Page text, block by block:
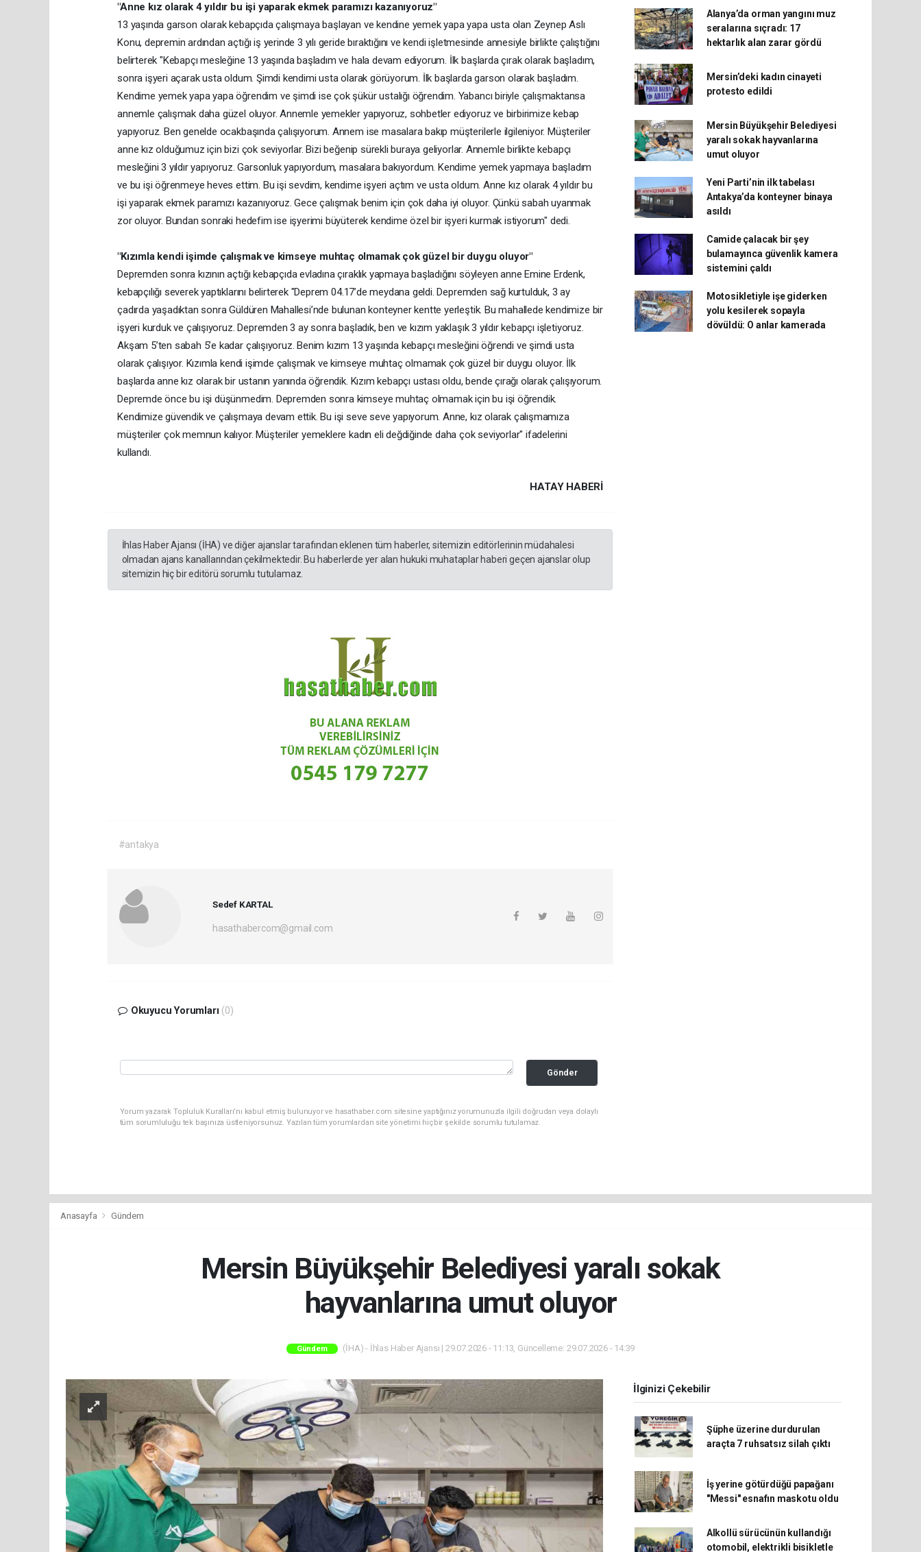
"Anne kız olarak 4 yıldır bu işi yaparak ekmek paramızı kazanıyoruz"
13 yaşında garson olarak kebapçıda çalışmaya başlayan ve kendine yemek yapa yapa usta olan Zeynep Aslı
Konu, depremin ardından açtığı iş yerinde 3 yılı geride bıraktığını ve kendi işletmesinde annesiyle birlikte çalıştığını
belirterek "Kebapçı mesleğine 13 yaşında başladım ve hala devam ediyorum. İlk başlarda çırak olarak başladım,
sonra işyeri açarak usta oldum. Şimdi kendimi usta olarak görüyorum. İlk başlarda garson olarak başladım.
Kendime yemek yapa yapa öğrendim ve şimdi ise çok şükür ustalığı öğrendim. Yabancı biriyle çalışmaktansa
annemle çalışmak daha güzel oluyor. Annemle yemekler yapıyoruz, sohbetler ediyoruz ve birbirimize kebap
yapıyoruz. Ben genelde ocakbaşında çalışıyorum. Annem ise masalara bakıp müşterilerle ilgileniyor. Müşteriler
anne kız olduğumuz için bizi çok seviyorlar. Bizi beğenip sürekli buraya geliyorlar. Annemle birlikte kebapçı
mesleğini 3 yıldır yapıyoruz. Garsonluk yapıyordum, masalara bakıyordum. Kendime yemek yapmaya başladım
ve bu işi öğrenmeye heves ettim. Bu işi sevdim, kendime işyeri açtım ve usta oldum. Anne kız olarak 4 yıldır bu
işi yaparak ekmek paramızı kazanıyoruz. Gece çalışmak benim için çok daha iyi oluyor. Çünkü sabah uyanmak
zor oluyor. Bundan sonraki hedefim ise işyerimi büyüterek kendime özel bir işyeri kurmak istiyorum" dedi.
"Kızımla kendi işimde çalışmak ve kimseye muhtaç olmamak çok güzel bir duygu oluyor"
Depremden sonra kızının açtığı kebapçıda evladına çıraklık yapmaya başladığını söyleyen anne Emine Erdenk,
kebapçılığı severek yaptıklarını belirterek "Deprem 04.17’de meydana geldi. Depremden sağ kurtulduk, 3 ay
çadırda yaşadıktan sonra Güldüren Mahallesi’nde bulunan konteyner kentte yerleştik. Bu mahallede kendimize bir
işyeri kurduk ve çalışıyoruz. Depremden 3 ay sonra başladık, ben ve kızım yaklaşık 3 yıldır kebapçı işletiyoruz.
Akşam 5’ten sabah 5’e kadar çalışıyoruz. Benim kızım 13 yaşında kebapçı mesleğini öğrendi ve şimdi usta
olarak çalışıyor. Kızımla kendi işimde çalışmak ve kimseye muhtaç olmamak çok güzel bir duygu oluyor. İlk
başlarda anne kız olarak bir ustanın yanında öğrendik. Kızım kebapçı ustası oldu, bende çırağı olarak çalışıyorum.
Depremde önce bu işi düşünmedim. Depremden sonra kimseye muhtaç olmamak için bu işi öğrendik.
Kendimize güvendik ve çalışmaya devam ettik. Bu işi seve seve yapıyorum. Anne, kız olarak çalışmamıza
müşteriler çok memnun kalıyor. Müşteriler yemeklere kadın eli değdiğinde daha çok seviyorlar" ifadelerini
kullandı.
HATAY HABERİ
İhlas Haber Ajansı (İHA) ve diğer ajanslar tarafından eklenen tüm haberler, sitemizin editörlerinin müdahalesi
olmadan ajans kanallarından çekilmektedir. Bu haberlerde yer alan hukuki muhataplar haberi geçen ajanslar olup
sitemizin hiç bir editörü sorumlu tutulamaz.
#antakya
Sedef KARTAL
hasathabercom@gmail.com
Okuyucu Yorumları (0)
Gönder
Yorum yazarak Topluluk Kuralları’nı kabul etmiş bulunuyor ve hasathaber.com sitesine yaptığınız yorumunuzla ilgili doğrudan veya dolaylı
tüm sorumluluğu tek başınıza üstleniyorsunuz. Yazılan tüm yorumlardan site yönetimi hiçbir şekilde sorumlu tutulamaz.
Alanya’da orman yangını muz
seralarına sıçradı: 17
hektarlık alan zarar gördü
Mersin’deki kadın cinayeti
protesto edildi
Mersin Büyükşehir Belediyesi
yaralı sokak hayvanlarına
umut oluyor
Yeni Parti’nin ilk tabelası
Antakya’da konteyner binaya
asıldı
Camide çalacak bir şey
bulamayınca güvenlik kamera
sistemini çaldı
Motosikletiyle işe giderken
yolu kesilerek sopayla
dövüldü: O anlar kamerada
Anasayfa Gündem
Mersin Büyükşehir Belediyesi yaralı sokak
hayvanlarına umut oluyor
Gündem (İHA) - İhlas Haber Ajansı | 29.07.2026 - 11:13, Güncelleme: 29.07.2026 - 14:39
İlginizi Çekebilir
Şüphe üzerine durdurulan
araçta 7 ruhsatsız silah çıktı
İş yerine götürdüğü papağanı
"Messi" esnafın maskotu oldu
Alkollü sürücünün kullandığı
otomobil, elektrikli bisikletle